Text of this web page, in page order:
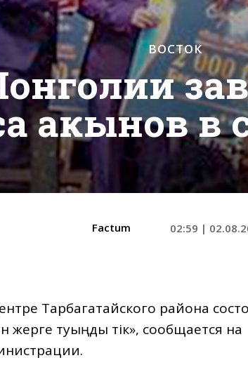
ВОСТОК
акынов в
Factum 02:59 |
Тарбагатайского района
жерге туыңды тік», сообщается на